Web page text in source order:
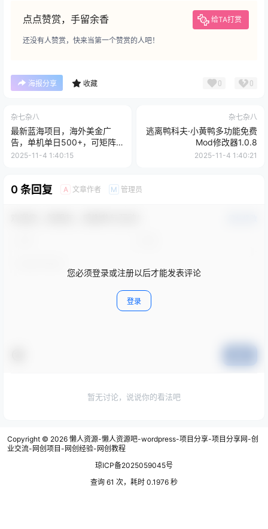
点点赞赏，手留余香 给TA打赏
还没有人赞赏，快来当第一个赞赏的人吧！
海报分享 收藏 0 0
杂七杂八
最新蓝海项目，海外美金广
告，单机单日500+，可矩阵放
大，设备越多收益越大
2025-11-4 1:40:15
杂七杂八
逃离鸭科夫·小黄鸭多功能免费
Mod修改器1.0.8
2025-11-4 1:40:21
0 条回复 A 文章作者 M 管理员
您必须登录或注册以后才能发表评论
登录
暂无讨论，说说你的看法吧
Copyright © 2026 懒人资源-懒人资源吧-wordpress-项目分享-项目分享网-创
业交流-网创项目-网创经验-网创教程
琼ICP备2025059045号
查询 61 次，耗时 0.1976 秒